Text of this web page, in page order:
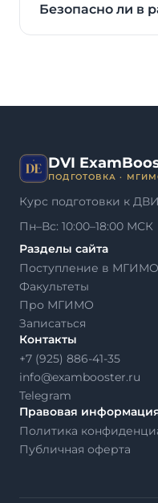
Безопасно ли в
DVI
ПОДГОТОВКА ·
Курс подготовки к
Пн–Вс: 10:00–18:00 МСК
Разделы сайта
Поступление в МГИМО
Факультеты
Про МГИМО
Записаться
Контакты
+7 (925) 886-41-35
info@exambooster.ru
Telegram
Правовая
Политика
Публичная оферта